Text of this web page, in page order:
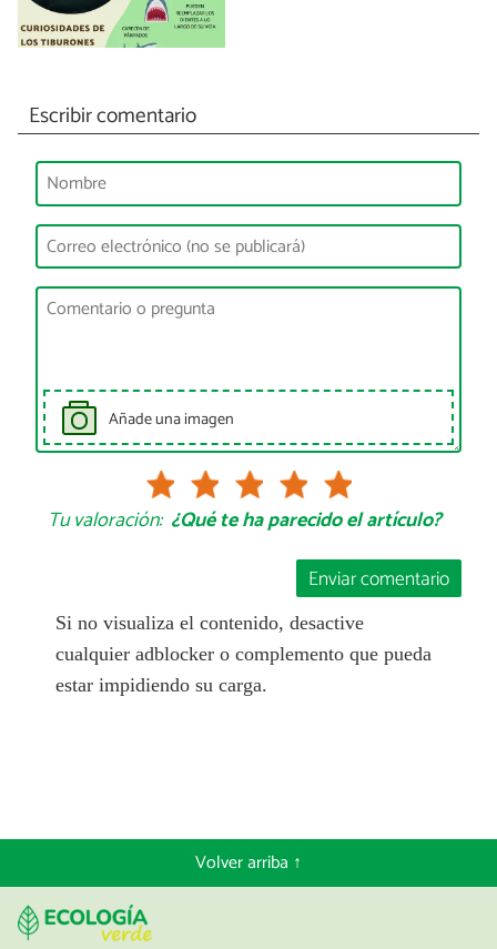
Escribir comentario
Añade una imagen
Tu valoración: ¿Qué te ha parecido el artículo?
Enviar comentario
Si no visualiza el contenido, desactive
cualquier adblocker o complemento que pueda
estar impidiendo su carga.
Volver arriba ↑